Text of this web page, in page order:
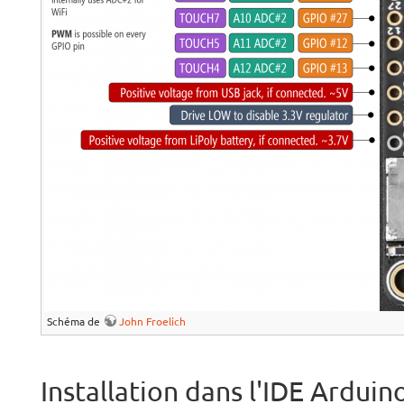
Schéma de John Froelich
Installation dans l'IDE